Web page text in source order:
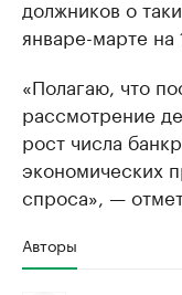
должников о
январе-марте на
«Полагаю, что
рассмотрение
рост числа
экономических
спроса», —
Авторы